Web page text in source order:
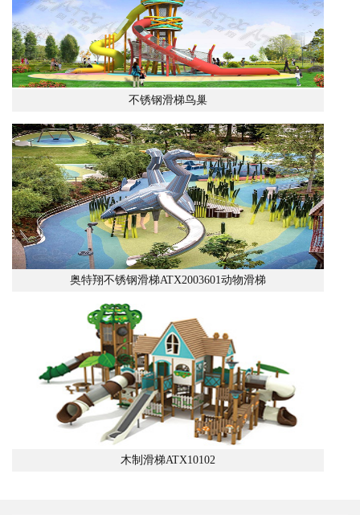
不锈钢滑梯鸟巢
奥特翔不锈钢滑梯ATX2003601动物滑梯
木制滑梯ATX10102